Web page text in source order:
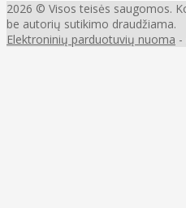
2026 © Visos teisės saugomos.
be autorių sutikimo draudžiama.
Elektroninių parduotuvių nuoma -